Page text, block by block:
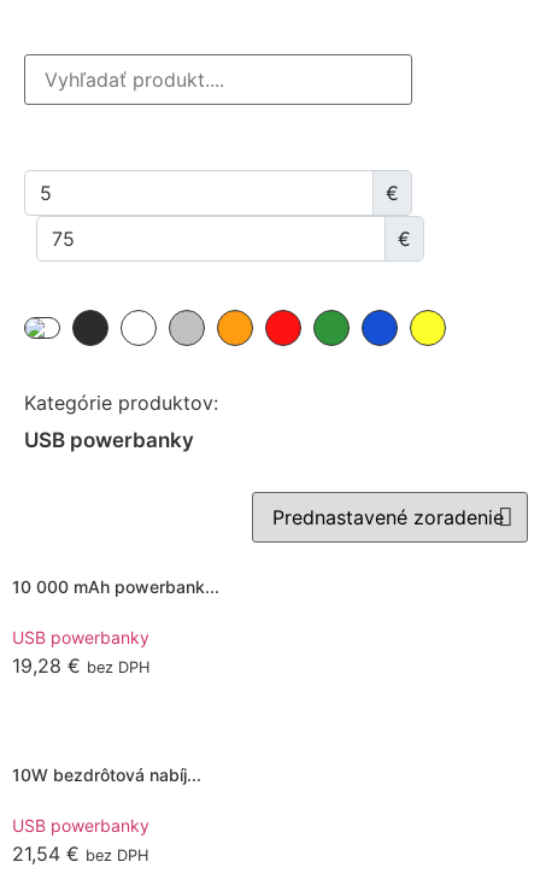
€
€
Kategórie produktov:
USB powerbanky
10 000 mAh powerbank...
USB powerbanky
19,28 € bez DPH
10W bezdrôtová nabíj...
USB powerbanky
21,54 € bez DPH